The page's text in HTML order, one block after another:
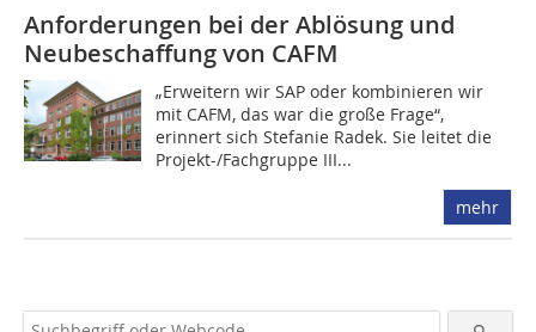
Anforderungen bei der Ablösung und
Neubeschaffung von CAFM
„Erweitern wir SAP oder kombinieren wir
mit CAFM, das war die große Frage“,
erinnert sich Stefanie Radek. Sie leitet die
Projekt-/Fachgruppe III...
mehr